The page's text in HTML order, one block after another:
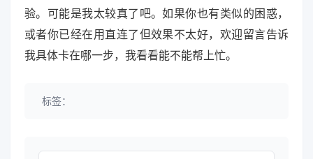
验。可能是我太较真了吧。如果你也有类似的困惑，
或者你已经在用直连了但效果不太好，欢迎留言告诉
我具体卡在哪一步，我看看能不能帮上忙。
标签：